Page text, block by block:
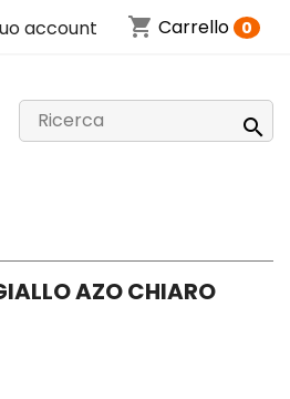
account shopping_cart Carrello 0

AZO CHIARO